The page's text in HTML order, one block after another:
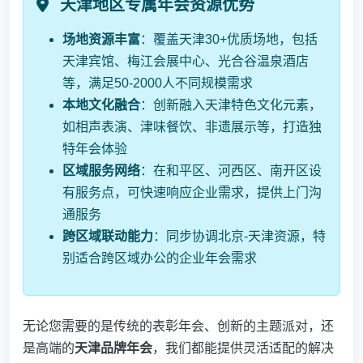
天津地区专属年会资源优势
场地资源丰富：覆盖天津30+优质场地，包括
天津宾馆、梅江会展中心、光合谷温泉酒店
等，满足50-2000人不同规模需求
本地文化融合：创新融入天津特色文化元素，
如相声表演、津味餐饮、非遗展示等，打造独
特年会体验
区域服务网络：在和平区、河西区、南开区设
有服务点，可快速响应企业需求，提供上门沟
通服务
跨区域联动能力：同步协调北京-天津资源，特
别适合跨区域办公的企业年会需求
无论您需要的是传统的表彰年会、创新的主题派对，还
是高端的天津品牌年会，我们都能提供灵活适配的解决